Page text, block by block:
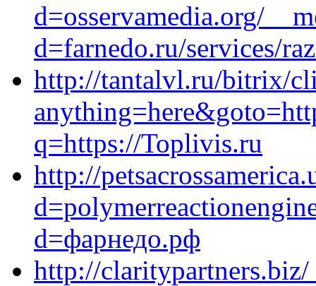
d=osservamedia.org/
d=farnedo.ru/services/
http://tantalvl.ru/bitrix/
q=https://Toplivis.ru
http://
d=фарнедо.рф
http://claritypartners.biz/